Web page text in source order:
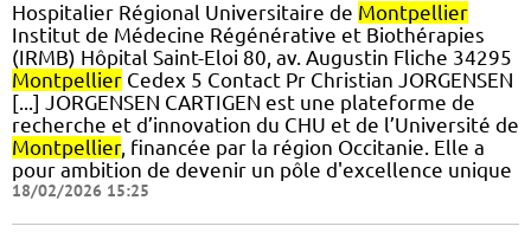
Hospitalier Régional Universitaire de Montpellier
Institut de Médecine Régénérative et Biothérapies
(IRMB) Hôpital Saint-Eloi 80, av. Augustin Fliche 34295
Montpellier Cedex 5 Contact Pr Christian JORGENSEN
[...] JORGENSEN CARTIGEN est une plateforme de
recherche et d’innovation du CHU et de l’Université de
Montpellier, financée par la région Occitanie. Elle a
pour ambition de devenir un pôle d'excellence unique
18/02/2026 15:25